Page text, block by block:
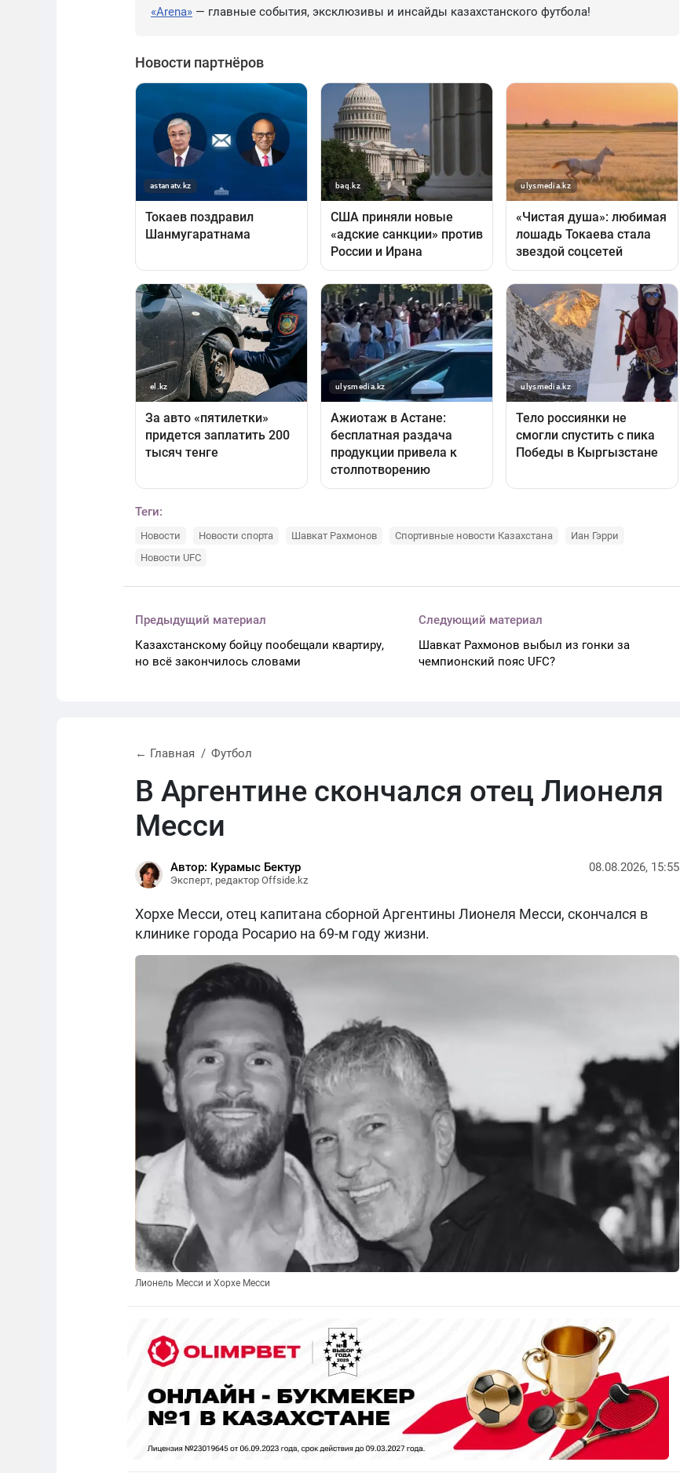
«Arena» — главные события, эксклюзивы и инсайды казахстанского футбола!
Теги:
Новости Новости спорта Шавкат Рахмонов Спортивные новости Казахстана
Иан Гэрри
Новости UFC
Предыдущий материал
Казахстанскому бойцу пообещали квартиру,
но всё закончилось словами
Следующий материал
Шавкат Рахмонов выбыл из гонки за
чемпионский пояс UFC?
← Главная Футбол
В Аргентине скончался отец Лионеля
Месси
Автор: Курамыс Бектур
Эксперт, редактор Offside.kz
08.08.2026, 15:55
Хорхе Месси, отец капитана сборной Аргентины Лионеля Месси, скончался в
клинике города Росарио на 69-м году жизни.
Лионель Месси и Хорхе Месси